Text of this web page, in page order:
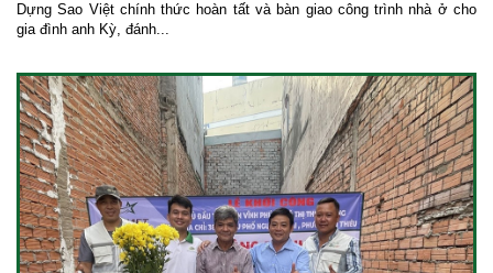
Dựng Sao Việt chính thức hoàn tất và bàn giao công trình nhà ở cho
gia đình anh Kỳ, đánh...